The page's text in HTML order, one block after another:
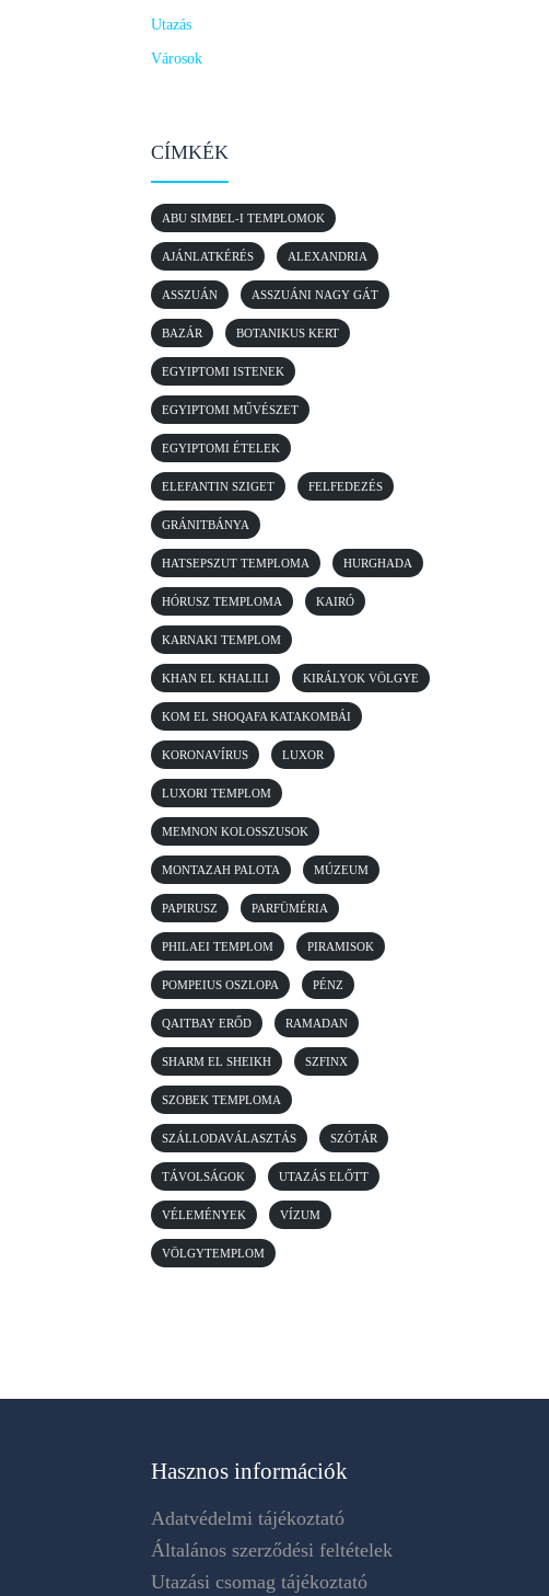
Utazás
Városok
CÍMKÉK
ABU SIMBEL-I TEMPLOMOK
AJÁNLATKÉRÉS ALEXANDRIA
ASSZUÁN ASSZUÁNI NAGY GÁT
BAZÁR BOTANIKUS KERT
EGYIPTOMI ISTENEK
EGYIPTOMI MŰVÉSZET
EGYIPTOMI ÉTELEK
ELEFANTIN SZIGET FELFEDEZÉS
GRÁNITBÁNYA
HATSEPSZUT TEMPLOMA HURGHADA
HÓRUSZ TEMPLOMA KAIRÓ
KARNAKI TEMPLOM
KHAN EL KHALILI KIRÁLYOK VÖLGYE
KOM EL SHOQAFA KATAKOMBÁI
KORONAVÍRUS LUXOR
LUXORI TEMPLOM
MEMNON KOLOSSZUSOK
MONTAZAH PALOTA MÚZEUM
PAPIRUSZ PARFÜMÉRIA
PHILAEI TEMPLOM PIRAMISOK
POMPEIUS OSZLOPA PÉNZ
QAITBAY ERŐD RAMADAN
SHARM EL SHEIKH SZFINX
SZOBEK TEMPLOMA
SZÁLLODAVÁLASZTÁS SZÓTÁR
TÁVOLSÁGOK UTAZÁS ELŐTT
VÉLEMÉNYEK VÍZUM
VÖLGYTEMPLOM
Hasznos információk
Adatvédelmi tájékoztató
Általános szerződési feltételek
Utazási csomag tájékoztató